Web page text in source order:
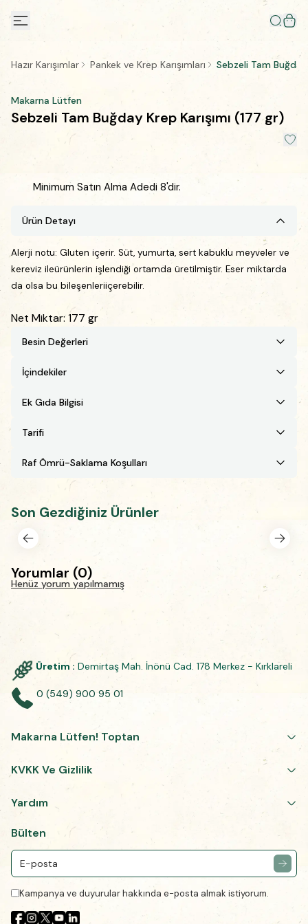
Hazır Karışımlar Pankek ve Krep Karışımları Sebzeli Tam Buğday
Makarna Lütfen
Sebzeli Tam Buğday Krep Karışımı (177 gr)
Minimum Satın Alma Adedi 8'dir.
Ürün Detayı
Alerji notu: Gluten içerir. Süt, yumurta, sert kabuklu meyveler ve
kereviz ileürünlerin işlendiği ortamda üretilmiştir. Eser miktarda
da olsa bu bileşenleriiçerebilir.
Net Miktar: 177 gr
Besin Değerleri
İçindekiler
Ek Gıda Bilgisi
Tarifi
Raf Ömrü-Saklama Koşulları
Son Gezdiğiniz Ürünler
Yorumlar (0)
Henüz yorum yapılmamış
Üretim : Demirtaş Mah. İnönü Cad. 178 Merkez - Kırklareli
0 (549) 900 95 01
Makarna Lütfen! Toptan
KVKK Ve Gizlilik
Yardım
Bülten
Kampanya ve duyurular hakkında e-posta almak istiyorum.